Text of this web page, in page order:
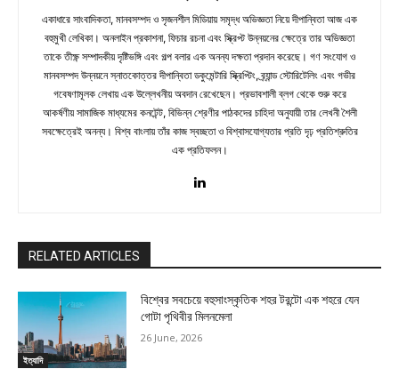
একাধারে সাংবাদিকতা, মানবসম্পদ ও সৃজনশীল মিডিয়ায় সমৃদ্ধ অভিজ্ঞতা নিয়ে দীপান্বিতা আজ এক
বহুমুখী লেখিকা। অনলাইন প্রকাশনা, ফিচার রচনা এবং স্ক্রিপ্ট উন্নয়নের ক্ষেত্রে তার অভিজ্ঞতা
তাকে তীক্ষ্ণ সম্পাদকীয় দৃষ্টিভঙ্গি এবং গল্প বলার এক অনন্য দক্ষতা প্রদান করেছে। গণ সংযোগ ও
মানবসম্পদ উন্নয়নে স্নাতকোত্তর দীপান্বিতা ডকুমেন্টারি স্ক্রিপ্টিং, ব্র্যান্ড স্টোরিটেলিং এবং গভীর
গবেষণামূলক লেখায় এক উল্লেখনীয় অবদান রেখেছেন। প্রভাবশালী ব্লগ থেকে শুরু করে
আকর্ষণীয় সামাজিক মাধ্যমের কনটেন্ট, বিভিন্ন শ্রেণীর পাঠকদের চাহিদা অনুযায়ী তার লেখনী শৈলী
সবক্ষেত্রেই অনন্য। বিশ্ব বাংলায় তাঁর কাজ স্বচ্ছতা ও বিশ্বাসযোগ্যতার প্রতি দৃঢ় প্রতিশ্রুতির
এক প্রতিফলন।
RELATED ARTICLES
ইত্যাদি
বিশ্বের সবচেয়ে বহুসাংস্কৃতিক শহর টরন্টো এক শহরে যেন
গোটা পৃথিবীর মিলনমেলা
26 June, 2026